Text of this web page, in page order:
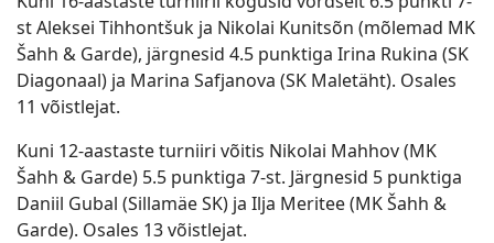
st Aleksei Tihhontšuk ja Nikolai Kunitsõn (mõlemad MK
Šahh & Garde), järgnesid 4.5 punktiga Irina Rukina (SK
Diagonaal) ja Marina Safjanova (SK Maletäht). Osales
11 võistlejat.
Kuni 12-aastaste turniiri võitis Nikolai Mahhov (MK
Šahh & Garde) 5.5 punktiga 7-st. Järgnesid 5 punktiga
Daniil Gubal (Sillamäe SK) ja Ilja Meritee (MK Šahh &
Garde). Osales 13 võistlejat.